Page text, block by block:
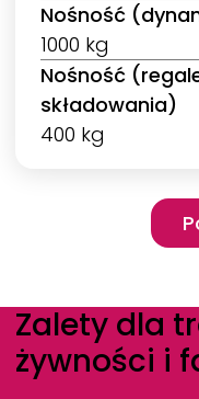
Nośność
1000 kg
Nośność
składowania)
400 kg
Zalety dla
żywności i